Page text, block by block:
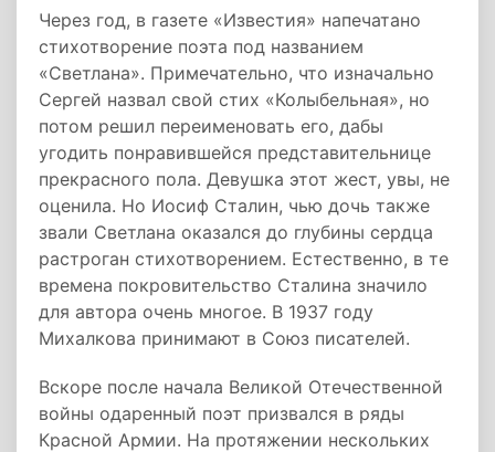
Через год, в газете «Известия» напечатано
стихотворение поэта под названием
«Светлана». Примечательно, что изначально
Сергей назвал свой стих «Колыбельная», но
потом решил переименовать его, дабы
угодить понравившейся представительнице
прекрасного пола. Девушка этот жест, увы, не
оценила. Но Иосиф Сталин, чью дочь также
звали Светлана оказался до глубины сердца
растроган стихотворением. Естественно, в те
времена покровительство Сталина значило
для автора очень многое. В 1937 году
Михалкова принимают в Союз писателей.
Вскоре после начала Великой Отечественной
войны одаренный поэт призвался в ряды
Красной Армии. На протяжении нескольких